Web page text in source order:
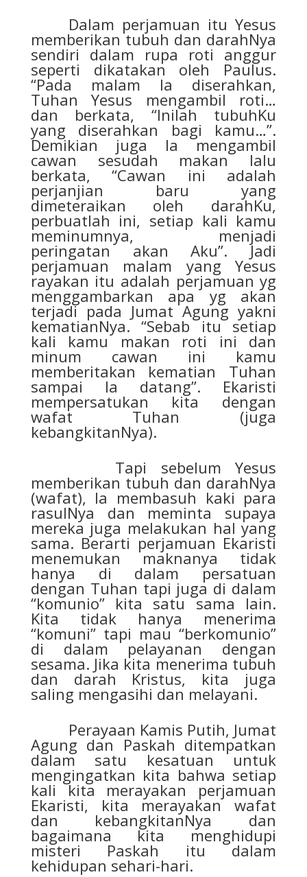
Dalam perjamuan itu Yesus
memberikan tubuh dan darahNya
sendiri dalam rupa roti anggur
seperti dikatakan oleh Paulus.
“Pada malam Ia diserahkan,
Tuhan Yesus mengambil roti…
dan berkata, “Inilah tubuhKu
yang diserahkan bagi kamu…”.
Demikian juga Ia mengambil
cawan sesudah makan lalu
berkata, “Cawan ini adalah
perjanjian baru yang
dimeteraikan oleh darahKu,
perbuatlah ini, setiap kali kamu
meminumnya, menjadi
peringatan akan Aku”. Jadi
perjamuan malam yang Yesus
rayakan itu adalah perjamuan yg
menggambarkan apa yg akan
terjadi pada Jumat Agung yakni
kematianNya. “Sebab itu setiap
kali kamu makan roti ini dan
minum cawan ini kamu
memberitakan kematian Tuhan
sampai Ia datang”. Ekaristi
mempersatukan kita dengan
wafat Tuhan (juga
kebangkitanNya).
Tapi sebelum Yesus
memberikan tubuh dan darahNya
(wafat), Ia membasuh kaki para
rasulNya dan meminta supaya
mereka juga melakukan hal yang
sama. Berarti perjamuan Ekaristi
menemukan maknanya tidak
hanya di dalam persatuan
dengan Tuhan tapi juga di dalam
“komunio” kita satu sama lain.
Kita tidak hanya menerima
“komuni” tapi mau “berkomunio”
di dalam pelayanan dengan
sesama. Jika kita menerima tubuh
dan darah Kristus, kita juga
saling mengasihi dan melayani.
Perayaan Kamis Putih, Jumat
Agung dan Paskah ditempatkan
dalam satu kesatuan untuk
mengingatkan kita bahwa setiap
kali kita merayakan perjamuan
Ekaristi, kita merayakan wafat
dan kebangkitanNya dan
bagaimana kita menghidupi
misteri Paskah itu dalam
kehidupan sehari-hari.